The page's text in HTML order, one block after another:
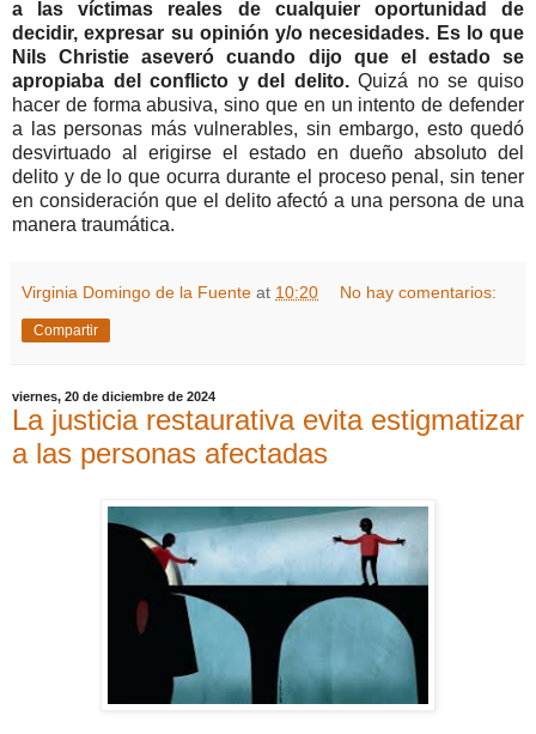
a las víctimas reales de cualquier oportunidad de
decidir, expresar su opinión y/o necesidades. Es lo que
Nils Christie aseveró cuando dijo que el estado se
apropiaba del conflicto y del delito.Quizá no se quiso
hacer de forma abusiva, sino que en un intento de defender
a las personas más vulnerables, sin embargo, esto quedó
desvirtuado al erigirse el estado en dueño absoluto del
delito y de lo que ocurra durante el proceso penal, sin tener
en consideración que el delito afectó a una persona de una
manera traumática.
Virginia Domingo de la Fuente at 10:20 No hay comentarios:
Compartir
viernes, 20 de diciembre de 2024
La justicia restaurativa evita estigmatizar
a las personas afectadas